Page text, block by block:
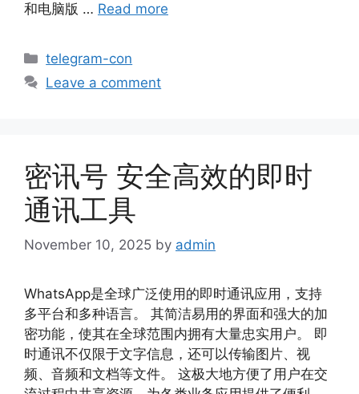
和电脑版 … Read more
telegram-con
Leave a comment
密讯号 安全高效的即时
通讯工具
November 10, 2025 by admin
WhatsApp是全球广泛使用的即时通讯应用，支持
多平台和多种语言。 其简洁易用的界面和强大的加
密功能，使其在全球范围内拥有大量忠实用户。 即
时通讯不仅限于文字信息，还可以传输图片、视
频、音频和文档等文件。 这极大地方便了用户在交